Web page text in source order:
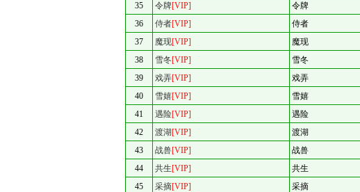
35
令牌[VIP] 令牌
36
侍者[VIP] 侍者
37
魔现[VIP] 魔现
38
雪冬[VIP] 雪冬
39
戏弄[VIP] 戏弄
40
雪嬉[VIP] 雪嬉
41
遇险[VIP] 遇险
42
渡湖[VIP] 渡湖
43
战兽[VIP] 战兽
44
共生[VIP] 共生
45
采摘[VIP] 采摘